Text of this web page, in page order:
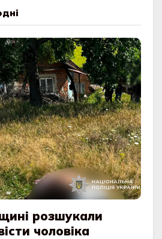
розшукали
чоловіка